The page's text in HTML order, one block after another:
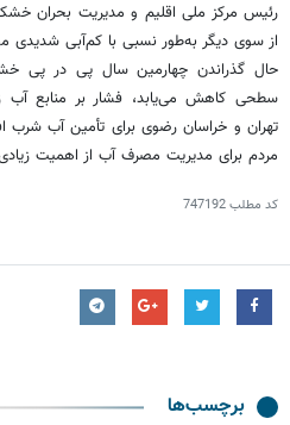
رئیس مرکز ملی اقلیم و مدیریت بحران
از سوی دیگر به‌طور نسبی با کم‌آبی شدیدی
حال گذراندن چهارمین سال پی در پی
سطحی کاهش می‌یابد، فشار بر منابع آب
تهران و خراسان رضوی برای تأمین آب شرب
مردم برای مدیریت مصرف آب از اهمیت
کد مطلب747192
برچسب‌ها